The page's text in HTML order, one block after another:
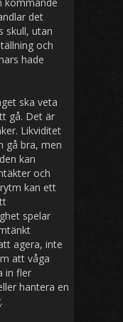
det
skull, utan
och
hade
ska veta
gå. Det är
Likviditet
gå bra, men
kan
och
kan ett
spelar
agera, inte
att våga
in fler
hantera en